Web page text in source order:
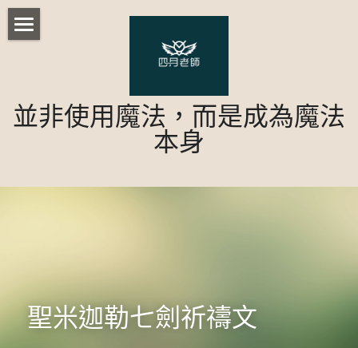
並非使用魔法，而是成為魔法
本身
所有博客分類
人際關係
歐比路老師課程
台灣本土藥草實作-七行星藥草 (實體)
土星綑綁娃娃
淨化與療癒篇-胡督魔法一
星光魔法單元一 (實體))
澤誼老師課程
聖米迦勒七劍祈禱文